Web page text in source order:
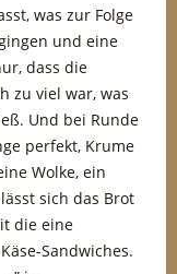
was zur Folge
und eine
dass die
zu viel war, was
Und bei Runde
perfekt, Krume
Wolke, ein
sich das Brot
die eine
Sandwiches.